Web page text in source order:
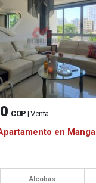
COP | Venta
en Manga
Alcobas